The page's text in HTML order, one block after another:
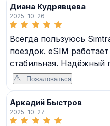
Диана Кудрявцева
2025-10-26
Всегда пользуюсь
поездок. eSIM
стабильная. Надёжный
Пожаловаться
Аркадий Быстров
2025-10-27